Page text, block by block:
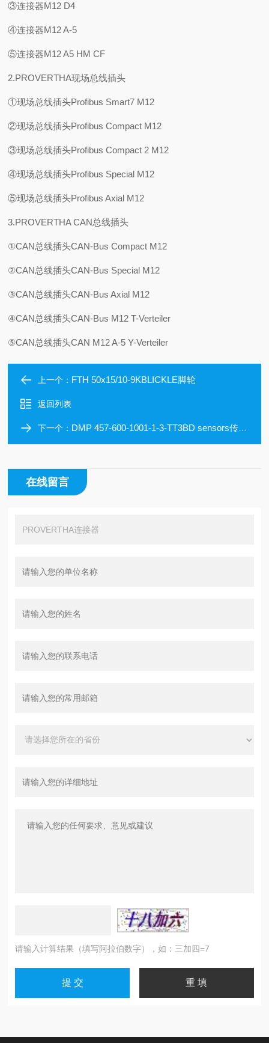
③连接器M12 D4
④连接器M12 A-5
⑤连接器M12 A5 HM CF
2.PROVERTHA现场总线插头
①现场总线插头Profibus Smart7 M12
②现场总线插头Profibus Compact M12
③现场总线插头Profibus Compact 2 M12
④现场总线插头Profibus Special M12
⑤现场总线插头Profibus Axial M12
3.PROVERTHA CAN总线插头
①CAN总线插头CAN-Bus Compact M12
②CAN总线插头CAN-Bus Special M12
③CAN总线插头CAN-Bus Axial M12
④CAN总线插头CAN-Bus M12 T-Verteiler
⑤CAN总线插头CAN M12 A-5 Y-Verteiler
上一个： FTH 50x15/10-9KBLICKLE脚轮
返回列表
下一个： DMP 457-600-1001-1-3-TT3BD sensors传感器
在线留言
请输入计算结果（填写阿拉伯数字），如：三加四=7